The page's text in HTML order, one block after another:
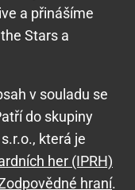
a přinášíme
Stars a
v souladu se
do skupiny
která je
her (IPRH)
hraní.